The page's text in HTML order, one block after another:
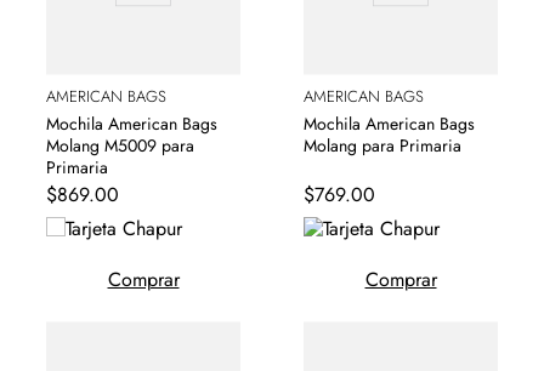
AMERICAN BAGS
Mochila American Bags
Molang M5009 para
Primaria
$869.00
Comprar
AMERICAN BAGS
Mochila American Bags
Molang para Primaria
$769.00
Comprar